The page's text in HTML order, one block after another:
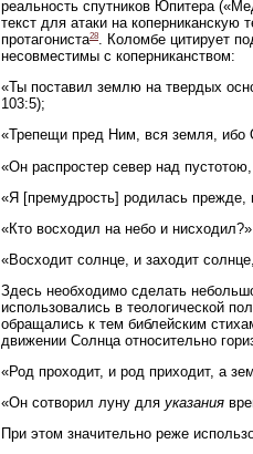
реальность спутников Юпитера
текст для атаки на коперниканскую
протагониста28. Коломбе цитирует
несовместимы с коперниканством:
«Ты поставил землю на твердых
103:5);
«Трепещи пред Ним, вся земля, ибо
«Он распростер север над
«Я [премудрость] родилась
«Кто восходил на небо и
«Восходит солнце, и заходит
Здесь необходимо сделать
использовались в теологической
обращались к тем библейским
движении Солнца относительно
«Род проходит, и род приходит, а
«Он сотворил луну для указания
При этом значительно реже